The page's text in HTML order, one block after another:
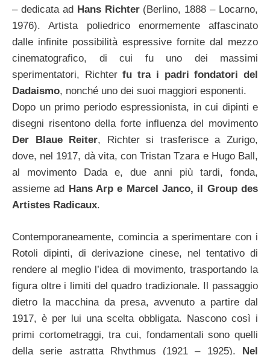
– dedicata ad Hans Richter(Berlino, 1888 – Locarno,
1976). Artista poliedrico enormemente affascinato
dalle infinite possibilità espressive fornite dal mezzo
cinematografico, di cui fu uno dei massimi
sperimentatori, Richterfu tra i padri fondatori del
Dadaismo, nonché uno dei suoi maggiori esponenti.
Dopo un primo periodo espressionista, in cui dipinti e
disegni risentono della forte influenza del movimento
Der Blaue Reiter, Richter si trasferisce a Zurigo,
dove, nel 1917, dà vita, con Tristan Tzara e Hugo Ball,
al movimento Dada e, due anni più tardi, fonda,
assieme ad Hans Arp e Marcel Janco, il Group des
Artistes Radicaux.
Contemporaneamente, comincia a sperimentare con i
Rotoli dipinti, di derivazione cinese, nel tentativo di
rendere al meglio l’idea di movimento, trasportando la
figura oltre i limiti del quadro tradizionale. Il passaggio
dietro la macchina da presa, avvenuto a partire dal
1917, è per lui una scelta obbligata. Nascono così i
primi cortometraggi, tra cui, fondamentali sono quelli
della serie astratta Rhythmus (1921 – 1925). Nel